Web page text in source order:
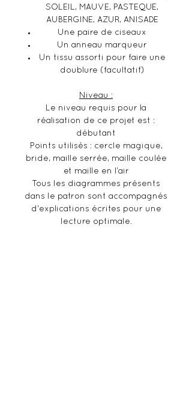
SOLEIL, MAUVE, PASTEQUE,
AUBERGINE, AZUR, ANISADE
Une paire de ciseaux
Un anneau marqueur
Un tissu assorti pour faire une
doublure (facultatif)
Niveau :
Le niveau requis pour la
réalisation de ce projet est :
débutant
Points utilisés : cercle magique,
bride, maille serrée, maille coulée
et maille en l’air
Tous les diagrammes présents
dans le patron sont accompagnés
d'explications écrites pour une
lecture optimale.